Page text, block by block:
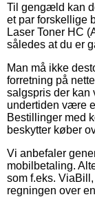
Til gengæld kan
et par forskellige
Laser Toner HC
således at du er
Man må ikke
forretning på
salgspris der kan
undertiden være
Bestillinger med
beskytter køber
Vi anbefaler
mobilbetaling.
som f.eks.
regningen over